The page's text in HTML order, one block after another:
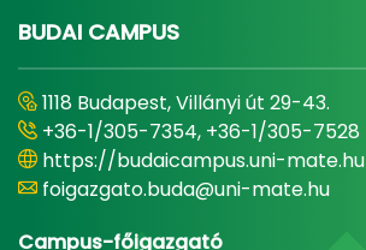
BUDAI CAMPUS
1118 Budapest, Villányi út 29-43.
+36-1/305-7354, +36-1/305-7528
https://budaicampus.uni-mate.hu
foigazgato.buda@uni-mate.hu
Campus-főigazgató